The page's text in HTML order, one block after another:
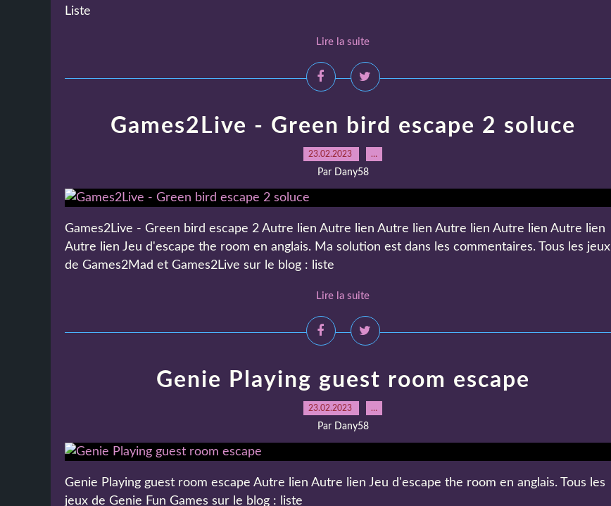
Liste
Lire la suite
Games2Live - Green bird escape 2 soluce
23.02.2023 …
Par Dany58
Games2Live - Green bird escape 2 Autre lien Autre lien Autre lien Autre lien Autre lien Autre lien
Autre lien Jeu d'escape the room en anglais. Ma solution est dans les commentaires. Tous les jeux
de Games2Mad et Games2Live sur le blog : liste
Lire la suite
Genie Playing guest room escape
23.02.2023 …
Par Dany58
Genie Playing guest room escape Autre lien Autre lien Jeu d'escape the room en anglais. Tous les
jeux de Genie Fun Games sur le blog : liste